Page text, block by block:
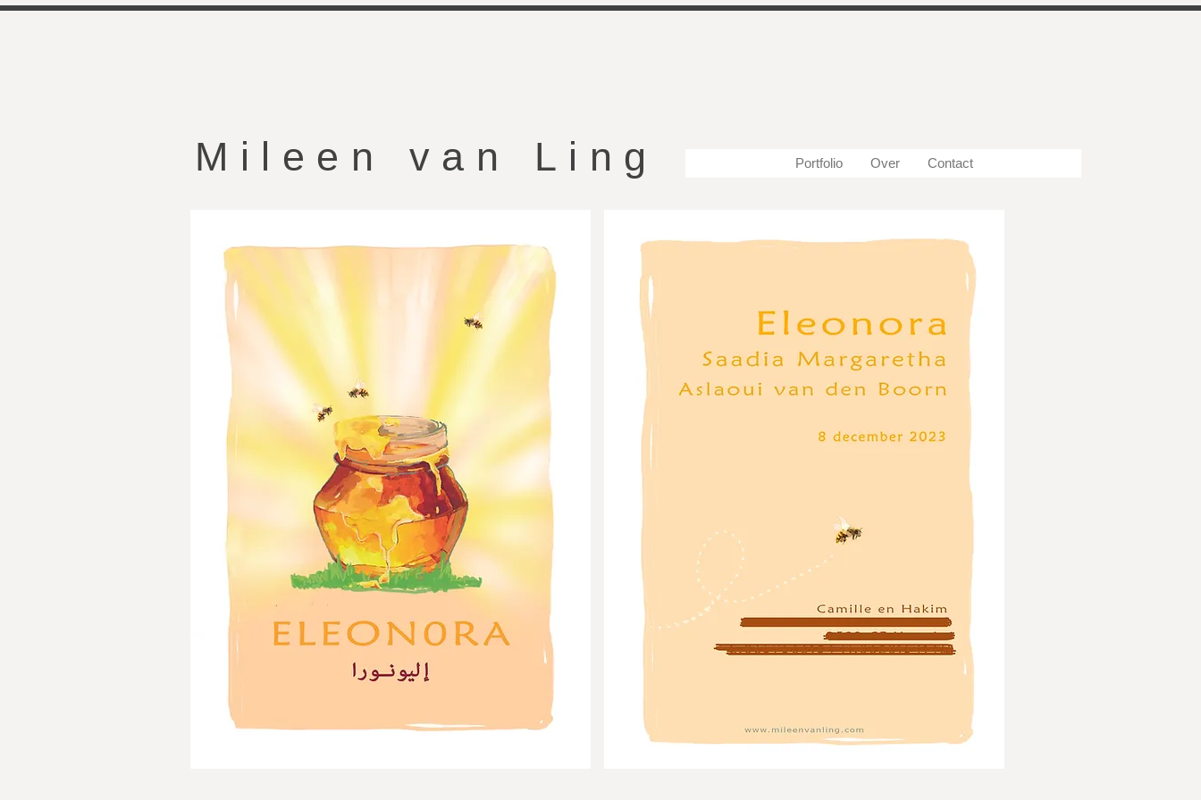
Mileen van Ling Portfolio Over Contact